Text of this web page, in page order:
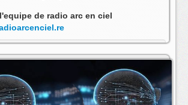
de radio arc en ciel
fil rss de cette emission: